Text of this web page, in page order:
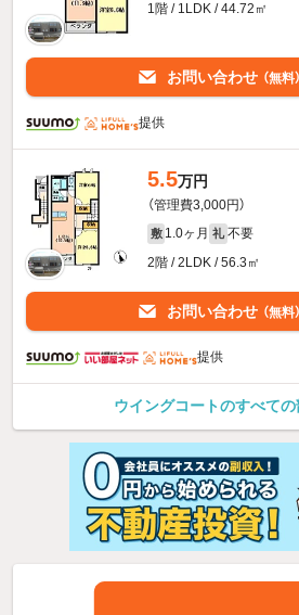
1階 / 1LDK / 44.72㎡
お問い合わせ （無料）
提供
5.5万円
（管理費3,000円）
敷 1.0ヶ月 礼 不要
2階 / 2LDK / 56.3㎡
お問い合わせ （無料）
提供
ウイングコートのすべて